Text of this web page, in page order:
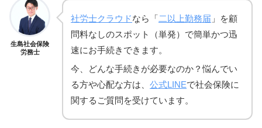
生島社会保険
労務士
社労士クラウドなら「二以上勤務届 」を顧
問料なしのスポット（単発）で簡単かつ迅
速にお手続きできます。
今、どんな手続きが必要なのか？悩んでい
る方や心配な方は、 公式LINEで社会保険に
関するご質問を受けています。